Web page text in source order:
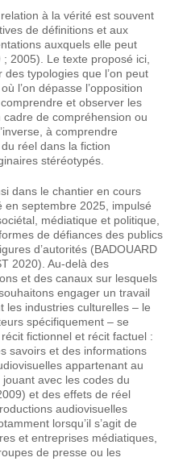
à la vérité est souvent
de définitions et aux
auxquels elle peut
2005). Le texte proposé ici,
des typologies que l’on peut
l’on dépasse l’opposition
et observer les
de compréhension ou
à comprendre
réel dans la fiction
stéréotypés.
dans le chantier en cours
en septembre 2025, impulsé
médiatique et politique,
de défiances des publics
d’autorités (BADOUARD
2020). Au-delà des
et des canaux sur lesquels
engager un travail
les industries culturelles – le
spécifiquement – se
fictionnel et récit factuel :
savoirs et des informations
appartenant au
avec les codes du
et des effets de réel
audiovisuelles
lorsqu’il s’agit de
et entreprises médiatiques,
de presse ou les